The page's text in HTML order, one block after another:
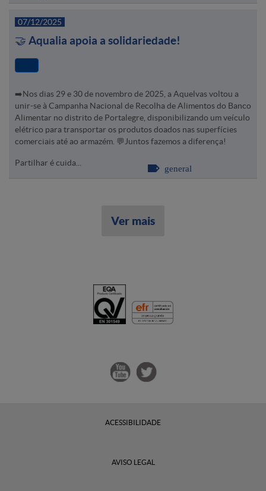
07/12/2025
🤝 Aqualia apoia a solidariedade!
➡️Nos dias 29 e 30 de novembro de 2025, a Aquelvas voltou a
unir-se à Campanha Nacional de Recolha de Alimentos do Banco
Alimentar no distrito de Portalegre, disponibilizando um veículo
elétrico para transportar os produtos doados nas superfícies
comerciais até ao armazém. 💬Juntos fazemos a diferença!
Partilhar é cuida...
general
Ver mais
ACESSIBILIDADE
AVISO LEGAL